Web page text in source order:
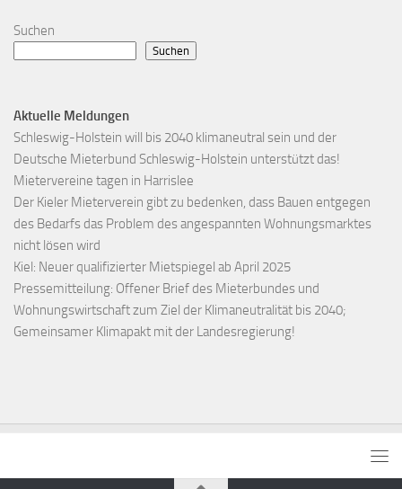
Suchen
Suchen
Aktuelle Meldungen
Schleswig-Holstein will bis 2040 klimaneutral sein und der
Deutsche Mieterbund Schleswig-Holstein unterstützt das!
Mietervereine tagen in Harrislee
Der Kieler Mieterverein gibt zu bedenken, dass Bauen entgegen
des Bedarfs das Problem des angespannten Wohnungsmarktes
nicht lösen wird
Kiel: Neuer qualifizierter Mietspiegel ab April 2025
Pressemitteilung: Offener Brief des Mieterbundes und
Wohnungswirtschaft zum Ziel der Klimaneutralität bis 2040;
Gemeinsamer Klimapakt mit der Landesregierung!